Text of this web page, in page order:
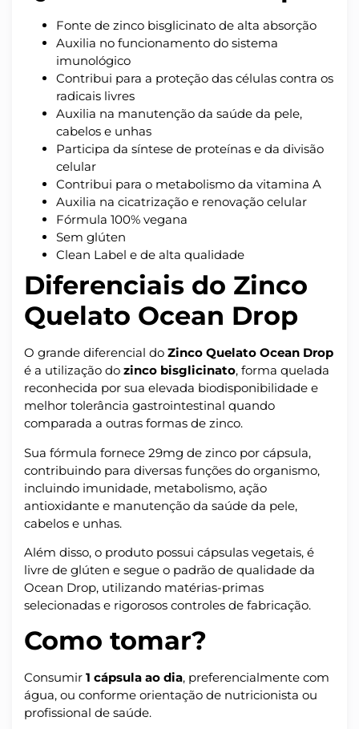
Fonte de zinco bisglicinato de alta absorção
Auxilia no funcionamento do sistema
imunológico
Contribui para a proteção das células contra os
radicais livres
Auxilia na manutenção da saúde da pele,
cabelos e unhas
Participa da síntese de proteínas e da divisão
celular
Contribui para o metabolismo da vitamina A
Auxilia na cicatrização e renovação celular
Fórmula 100% vegana
Sem glúten
Clean Label e de alta qualidade
Diferenciais do Zinco
Quelato Ocean Drop
O grande diferencial do Zinco Quelato Ocean Drop
é a utilização do zinco bisglicinato, forma quelada
reconhecida por sua elevada biodisponibilidade e
melhor tolerância gastrointestinal quando
comparada a outras formas de zinco.
Sua fórmula fornece 29mg de zinco por cápsula,
contribuindo para diversas funções do organismo,
incluindo imunidade, metabolismo, ação
antioxidante e manutenção da saúde da pele,
cabelos e unhas.
Além disso, o produto possui cápsulas vegetais, é
livre de glúten e segue o padrão de qualidade da
Ocean Drop, utilizando matérias-primas
selecionadas e rigorosos controles de fabricação.
Como tomar?
Consumir 1 cápsula ao dia, preferencialmente com
água, ou conforme orientação de nutricionista ou
profissional de saúde.